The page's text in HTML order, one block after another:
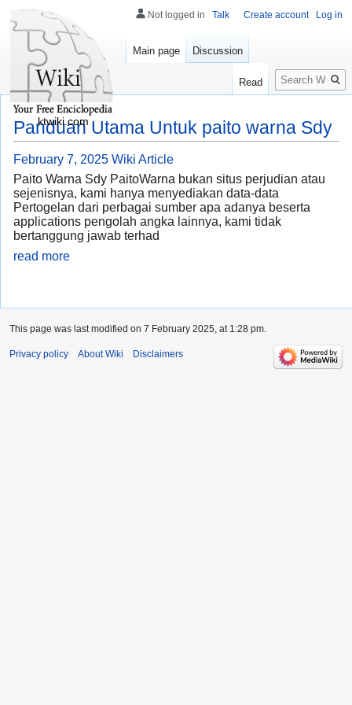
Panduan Utama Untuk paito warna Sdy
February 7, 2025 Wiki Article
Paito Warna Sdy PaitoWarna bukan situs perjudian atau
sejenisnya, kami hanya menyediakan data-data
Pertogelan dari perbagai sumber apa adanya beserta
applications pengolah angka lainnya, kami tidak
bertanggung jawab terhad
read more
Not logged in Talk Create account Log in
Main page Discussion
Read
Search
ktwiki.com
This page was last modified on 7 February 2025, at 1:28 pm.
Privacy policy About Wiki Disclaimers